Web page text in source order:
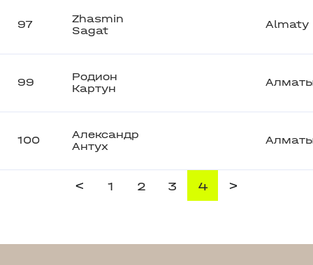
97
Zhasmin
Sagat
Almaty
99
Родион
Картун
100
Александр
Антух
< 1 2 3 4 >